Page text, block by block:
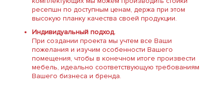
ресепшн по доступным ценам, держа при этом
высокую планку качества своей продукции.
Индивидуальный подход.
При создании проекта мы учтем все Ваши
пожелания и изучим особенности Вашего
помещения, чтобы в конечном итоге произвести
мебель, идеально соответствующую требованиям
Вашего бизнеса и бренда.